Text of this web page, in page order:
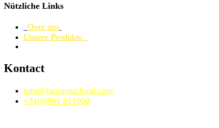
Nützliche Links
Over ons
Unsere Produkte
Kontact
info@fzorganicfood.com
+31(0)561 611000